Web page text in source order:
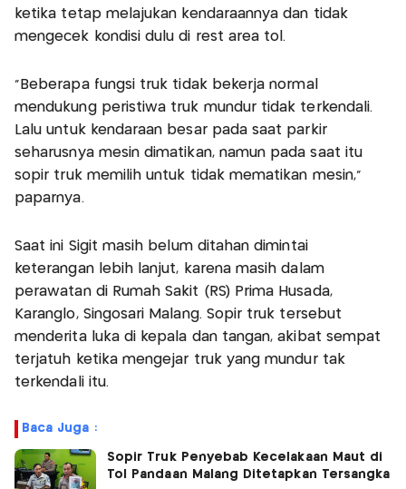
ketika tetap melajukan kendaraannya dan tidak
mengecek kondisi dulu di rest area tol.
"Beberapa fungsi truk tidak bekerja normal
mendukung peristiwa truk mundur tidak terkendali.
Lalu untuk kendaraan besar pada saat parkir
seharusnya mesin dimatikan, namun pada saat itu
sopir truk memilih untuk tidak mematikan mesin,"
paparnya.
Saat ini Sigit masih belum ditahan dimintai
keterangan lebih lanjut, karena masih dalam
perawatan di Rumah Sakit (RS) Prima Husada,
Karanglo, Singosari Malang. Sopir truk tersebut
menderita luka di kepala dan tangan, akibat sempat
terjatuh ketika mengejar truk yang mundur tak
terkendali itu.
Baca Juga :
Sopir Truk Penyebab Kecelakaan Maut di
Tol Pandaan Malang Ditetapkan Tersangka